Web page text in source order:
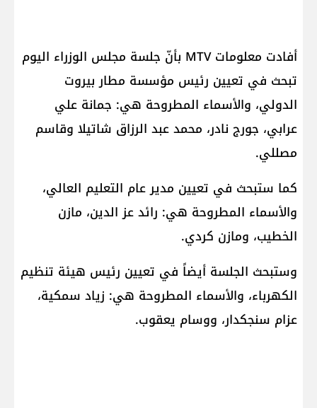
أفادت معلومات MTV بأنّ جلسة مجلس الوزراء اليوم
تبحث في تعيين رئيس مؤسسة مطار بيروت
الدولي، والأسماء المطروحة هي: جمانة علي
عرابي، جورج نادر، محمد عبد الرزاق شاتيلا وقاسم
مصللي.
كما ستبحث في تعيين مدير عام التعليم العالي،
والأسماء المطروحة هي: رائد عز الدين، مازن
الخطيب، ومازن كردي.
وستبحث الجلسة أيضاً في تعيين رئيس هيئة تنظيم
الكهرباء، والأسماء المطروحة هي: زياد سمكية،
عزام سنجكدار، ووسام يعقوب.